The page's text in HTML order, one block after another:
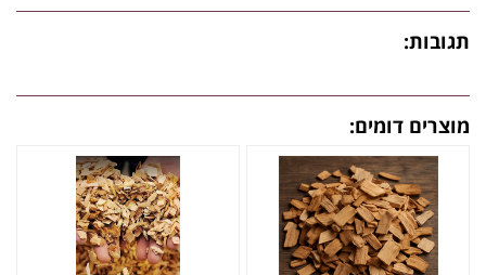
תגובות:
מוצרים דומים: